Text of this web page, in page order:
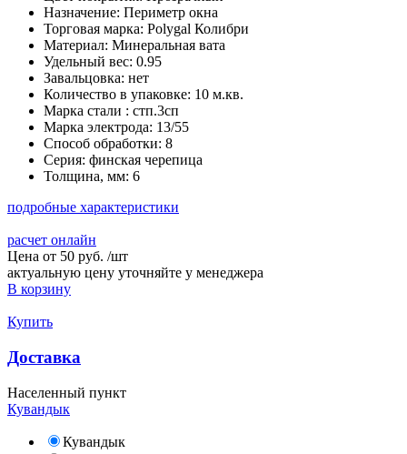
Назначение: Периметр окна
Торговая марка: Polygal Колибри
Материал: Минеральная вата
Удельный вес: 0.95
Завальцовка: нет
Количество в упаковке: 10 м.кв.
Марка стали : стп.3сп
Марка электрода: 13/55
Способ обработки: 8
Серия: финская черепица
Толщина, мм: 6
подробные характеристики
расчет онлайн
Цена от 50 руб. /шт
актуальную цену уточняйте у менеджера
В корзину
Купить
Доставка
Населенный пункт
Кувандык
Кувандык